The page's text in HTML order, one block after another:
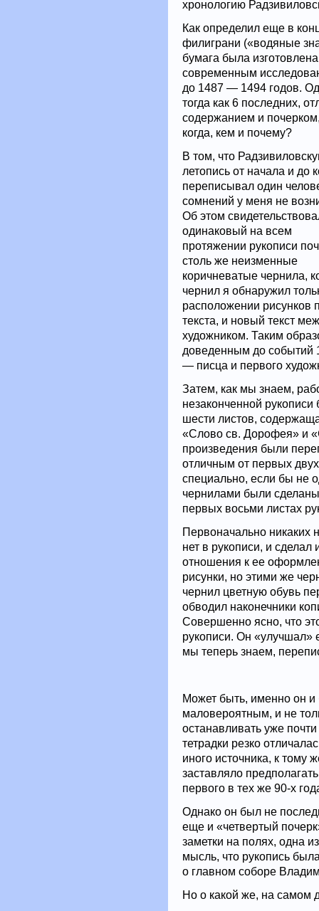
хронологию
Как определил еще в
филиграни («водяные
бумага была
современным
до 1487 — 1494 годов.
тогда как 6 последних,
содержанием и
когда, кем и почему?
В том, что
летопись от начала и до
переписывал один
сомнений у меня не
Об этом
одинаковый на всем
протяжении рукописи
столь же неизменные
коричневатые чернила,
чернил я обнаружил
расположении рисунков
текста, и новый текст
художником. Таким
доведенным до событий
— писца и первого
Затем, как мы знаем,
незаконченной
шести листов,
«Слово св. Дорофея» и
произведения были
отличным от первых
специально, если бы не
чернилами были
первых восьми листах
Первоначально никаких
нет в рукописи, и
отношения к ее
рисунки, но этими же
чернил цветную обувь
обводил наконечники
Совершенно ясно, что
рукописи. Он «улучшал»
мы теперь знаем,
Может быть, именно он и
маловероятным, и не
останавливать уже
тетрадки резко
иного источника, к тому
заставляло
первого в тех же 90-х
Однако он был не
еще и «четвертый
заметки на полях, одна
мысль, что рукопись
о главном соборе
Но о какой же, на самом